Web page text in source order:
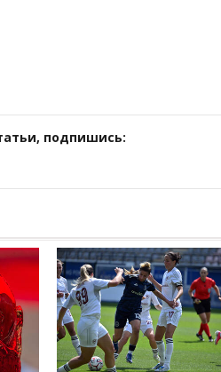
подпишись: